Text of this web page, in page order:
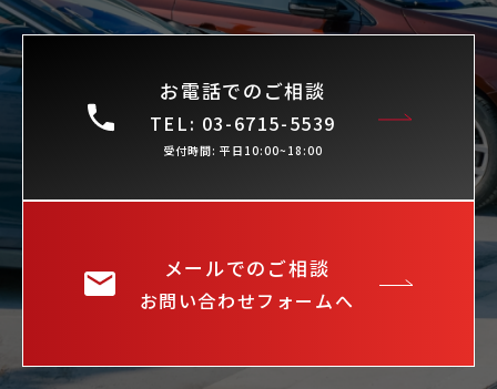
お電話でのご相談
TEL: 03-6715-5539
受付時間: 平日10:00~18:00
メールでのご相談
お問い合わせフォームへ